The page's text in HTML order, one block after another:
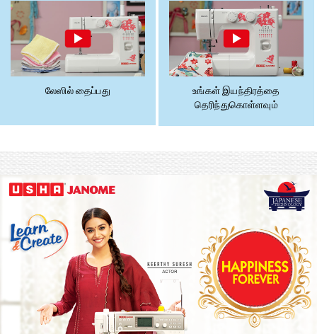
லேஸில் தைப்பது
உங்கள் இயந்திரத்தை
தெரிந்துகொள்ளவும்